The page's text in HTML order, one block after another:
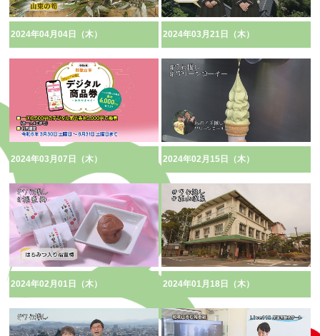
2024年04月04日（木） 2024年03月21日（木）
2024年03月07日（木） 2024年02月15日（木）
2024年02月01日（木） 2024年01月18日（木）